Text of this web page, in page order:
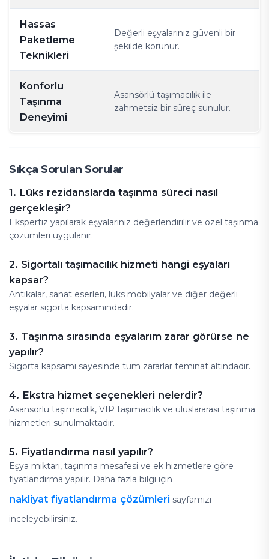
Hassas
Paketleme
Teknikleri
Değerli eşyalarınız güvenli bir
şekilde korunur.
Konforlu
Taşınma
Deneyimi
Asansörlü taşımacılık ile
zahmetsiz bir süreç sunulur.
Sıkça Sorulan Sorular
1. Lüks rezidanslarda taşınma süreci nasıl
gerçekleşir?
Ekspertiz yapılarak eşyalarınız değerlendirilir ve özel taşınma
çözümleri uygulanır.
2. Sigortalı taşımacılık hizmeti hangi eşyaları
kapsar?
Antikalar, sanat eserleri, lüks mobilyalar ve diğer değerli
eşyalar sigorta kapsamındadır.
3. Taşınma sırasında eşyalarım zarar görürse ne
yapılır?
Sigorta kapsamı sayesinde tüm zararlar teminat altındadır.
4. Ekstra hizmet seçenekleri nelerdir?
Asansörlü taşımacılık, VIP taşımacılık ve uluslararası taşınma
hizmetleri sunulmaktadır.
5. Fiyatlandırma nasıl yapılır?
Eşya miktarı, taşınma mesafesi ve ek hizmetlere göre
fiyatlandırma yapılır. Daha fazla bilgi için
nakliyat fiyatlandırma çözümleri sayfamızı
inceleyebilirsiniz.